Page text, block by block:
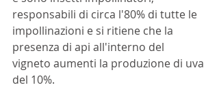
responsabili di circa l'80% di tutte le
impollinazioni e si ritiene che la
presenza di api all'interno del
vigneto aumenti la produzione di uva
del 10%.